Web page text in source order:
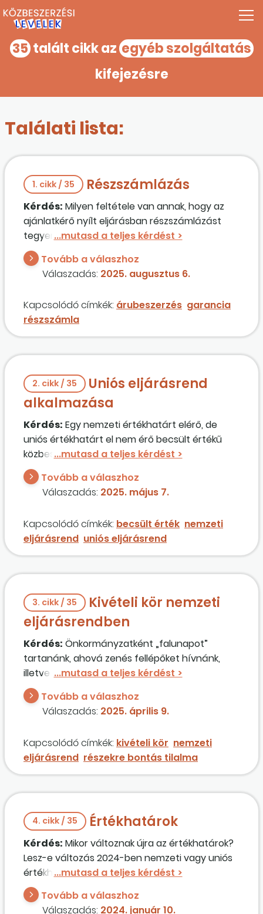
35talált cikk az egyéb szolgáltatás
kifejezésre
Találati lista:
1. cikk / 35 Részszámlázás
Kérdés: Milyen feltétele van annak, hogy az
ajánlatkérő nyílt eljárásban részszámlázást
tegyen lehetővé? Árubeszerzésről van szó,
valamint további szolgáltatás nyújtásáról
garanciális időszakban.
Tovább a válaszhoz
Válaszadás: 2025. augusztus 6.
Kapcsolódó címkék: árubeszerzés garancia
részszámla
2. cikk / 35
Uniós eljárásrend
alkalmazása
Kérdés: Egy nemzeti értékhatárt elérő, de
uniós értékhatárt el nem érő becsült értékű
közbeszerzési eljárás megindítható-e uniós
eljárásrendben, vagy ebben az esetben
kizárólag nemzeti eljárásrend választható?
Tovább a válaszhoz
Válaszadás: 2025. május 7.
Kapcsolódó címkék: becsült érték nemzeti
eljárásrend uniós eljárásrend
3. cikk / 35
Kivételi kör nemzeti
eljárásrendben
Kérdés: Önkormányzatként „falunapot”
tartanánk, ahová zenés fellépőket hívnánk,
illetve tűzijátékot is tervezünk, zenei kísérettel.
Jól gondoljuk, hogy ezek a szerződések 720.000
euró összegig nem közbeszerzés-kötelesek?
Tovább a válaszhoz
Válaszadás: 2025. április 9.
Kapcsolódó címkék: kivételi kör nemzeti
eljárásrend részekre bontás tilalma
4. cikk / 35 Értékhatárok
Kérdés: Mikor változnak újra az értékhatárok?
Lesz-e változás 2024-ben nemzeti vagy uniós
értékhatár vonatkozásában?
Tovább a válaszhoz
Válaszadás: 2024. január 10.